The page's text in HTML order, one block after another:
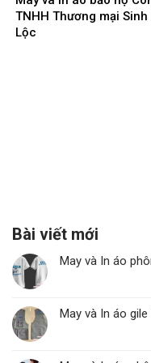
TNHH Thương mại Sinh
Lộc
Bài viết mới
May và In áo
May và In áo